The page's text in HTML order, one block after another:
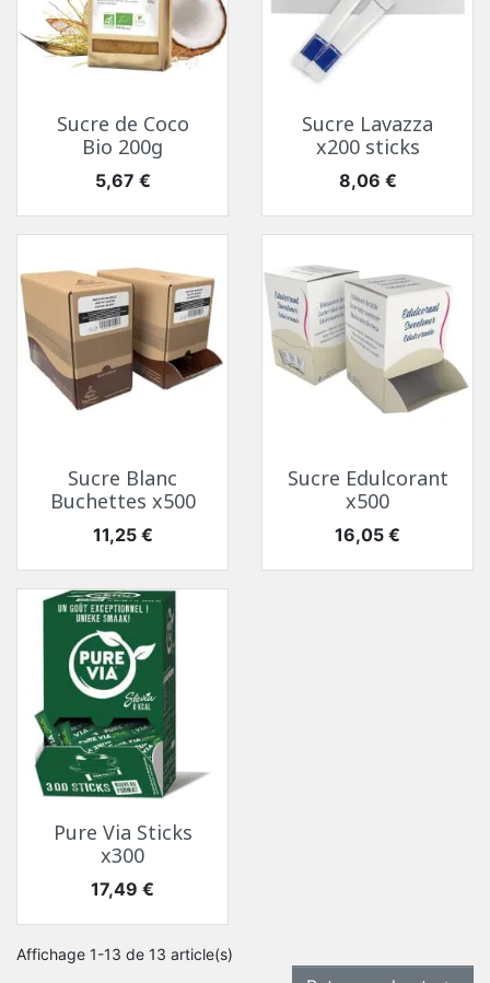
Sucre de Coco
Bio 200g
Prix
5,67 €
Sucre Lavazza
x200 sticks
Prix
8,06 €
Sucre Blanc
Buchettes x500
Prix
11,25 €
Sucre Edulcorant
x500
Prix
16,05 €
Pure Via Sticks
x300
Prix
17,49 €
Affichage 1-13 de 13 article(s)